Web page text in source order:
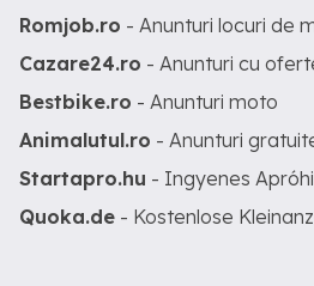
Romjob.ro - Anunturi locuri de
Cazare24.ro - Anunturi cu
Bestbike.ro - Anunturi moto
Animalutul.ro - Anunturi
Startapro.hu - Ingyenes
Quoka.de - Kostenlose